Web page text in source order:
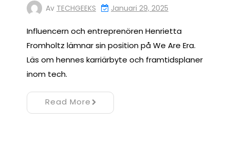
Av TECHGEEKS Januari 29, 2025
Influencern och entreprenören Henrietta
Fromholtz lämnar sin position på We Are Era.
Läs om hennes karriärbyte och framtidsplaner
inom tech.
Read More